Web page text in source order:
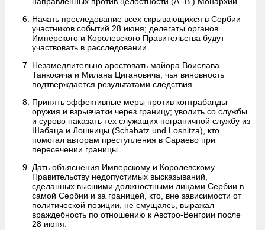
Начать преследование всех скрывающихся в Сербии
участников событий 28 июня; делегаты органов
Имперского и Королевского Правительства будут
участвовать в расследовании.
Незамедлительно арестовать майора Воислава
Танкосича и Милана Цигановича, чья виновность
подтверждается результатами следствия.
Принять эффективные меры против контрабанды
оружия и взрывчатки через границу; уволить со службы
и сурово наказать тех служащих пограничной службу из
Шабаца и Лошницы (Schabatz und Losnitza), кто
помогал авторам преступления в Сараево при
пересечении границы.
Дать объяснения Имперскому и Королевскому
Правительству недопустимых высказываний,
сделанных высшими должностными лицами Сербии в
самой Сербии и за границей, кто, вне зависимости от
политической позиции, не смущаясь, выражал
враждебность по отношению к Австро-Венгрии после
28 июня.